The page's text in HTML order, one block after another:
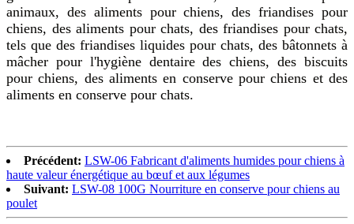
animaux, des aliments pour chiens, des friandises pour
chiens, des aliments pour chats, des friandises pour chats,
tels que des friandises liquides pour chats, des bâtonnets à
mâcher pour l'hygiène dentaire des chiens, des biscuits
pour chiens, des aliments en conserve pour chiens et des
aliments en conserve pour chats.
Précédent: LSW-06 Fabricant d'aliments humides pour chiens à
haute valeur énergétique au bœuf et aux légumes
Suivant: LSW-08 100G Nourriture en conserve pour chiens au
poulet